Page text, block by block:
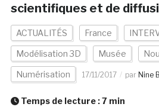
scientifiques et de
ACTUALITÉS France
Modélisation 3D Musée
Numérisation 17/11/2017 par Nine
Temps de lecture :7 min